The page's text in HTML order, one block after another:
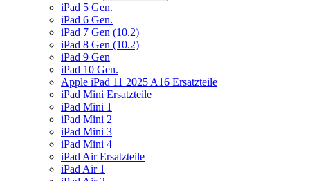
iPad 5 Gen.
iPad 6 Gen.
iPad 7 Gen (10.2)
iPad 8 Gen (10.2)
iPad 9 Gen
iPad 10 Gen.
Apple iPad 11 2025 A16 Ersatzteile
iPad Mini Ersatzteile
iPad Mini 1
iPad Mini 2
iPad Mini 3
iPad Mini 4
iPad Air Ersatzteile
iPad Air 1